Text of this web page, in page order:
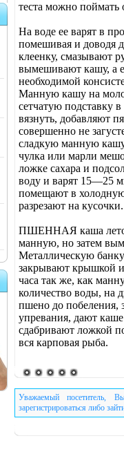
теста можно поймать
На воде ее варят в
помешивая и доводя
клеенку, смазывают
вымешивают кашу, а
необходимой
Манную кашу на
сетчатую подставку
вязнуть, добавляют
совершенно не
сладкую манную
чулка или марли
ложке сахара и
воду и варят 15—25
помещают в холодную
разрезают на кусочки.
ПШЕННАЯ каша летом
манную, но затем
Металлическую
закрывают крышкой
часа так же, как
количество воды, на
пшено до побеления,
упревания, дают
сдабривают ложкой
вся карповая рыба.
Уважаемый посетитель,
зарегистрироваться либо